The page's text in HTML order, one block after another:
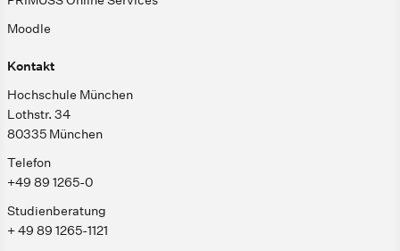
Moodle
Kontakt
Hochschule München
Lothstr. 34
80335 München
Telefon
+49 89 1265-0
Studienberatung
+ 49 89 1265-1121